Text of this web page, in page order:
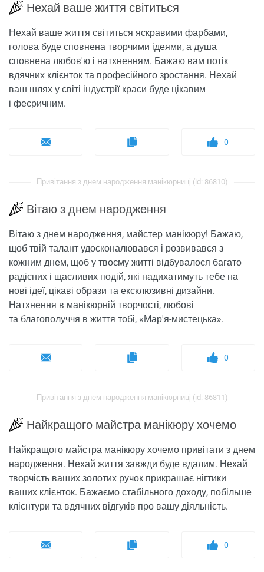
Нехай ваше життя світиться
Нехай ваше життя світиться яскравими фарбами,
голова буде сповнена творчими ідеями, а душа
сповнена любов'ю і натхненням. Бажаю вам потік
вдячних клієнток та професійного зростання. Нехай
ваш шлях у світі індустрії краси буде цікавим
і феєричним.
0
Привітання з днем ​​народження манікюрниці (id: 86810)
Вітаю з днем ​​народження
Вітаю з днем ​​народження, майстер манікюру! Бажаю,
щоб твій талант удосконалювався і розвивався з
кожним днем, щоб у твоєму житті відбувалося багато
радісних і щасливих подій, які надихатимуть тебе на
нові ідеї, цікаві образи та ексклюзивні дизайни.
Натхнення в манікюрній творчості, любові
та благополуччя в життя тобі, «Мар'я-мистецька».
0
Привітання з днем ​​народження манікюрниці (id: 86811)
Найкращого майстра манікюру хочемо
Найкращого майстра манікюру хочемо привітати з днем
​​народження. Нехай життя завжди буде вдалим. Нехай
творчість ваших золотих ручок прикрашає нігтики
ваших клієнток. Бажаємо стабільного доходу, побільше
клієнтури та вдячних відгуків про вашу діяльність.
0